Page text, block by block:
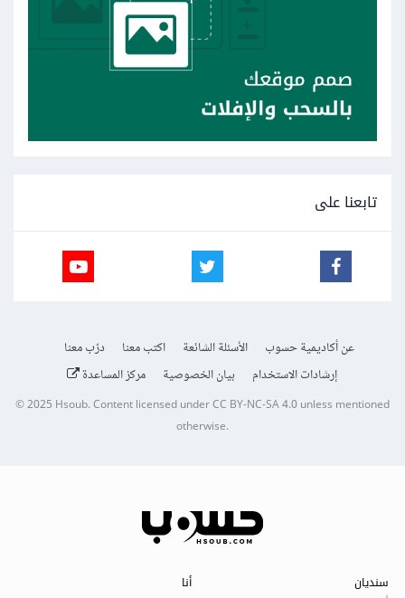
تابعنا على
عن أكاديمية حسوب الأسئلة الشائعة اكتب معنا
درّب معنا
إرشادات الاستخدام
بيان الخصوصية مركز المساعدة
© 2025Hsoub.Content licensed underCC BY-NC-SA 4.0unless mentioned
otherwise.